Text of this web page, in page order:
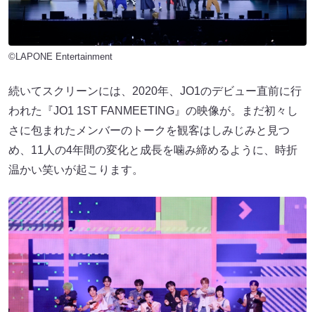
©LAPONE Entertainment
続いてスクリーンには、2020年、JO1のデビュー直前に行
われた『JO1 1ST FANMEETING』の映像が。まだ初々し
さに包まれたメンバーのトークを観客はしみじみと見つ
め、11人の4年間の変化と成長を噛み締めるように、時折
温かい笑いが起こります。